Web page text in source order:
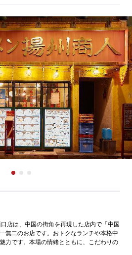
店は、中国の街角を再現した店内で「中国
無二のお店です。おトクなランチや本格中
力です。本場の情緒とともに、こだわりの